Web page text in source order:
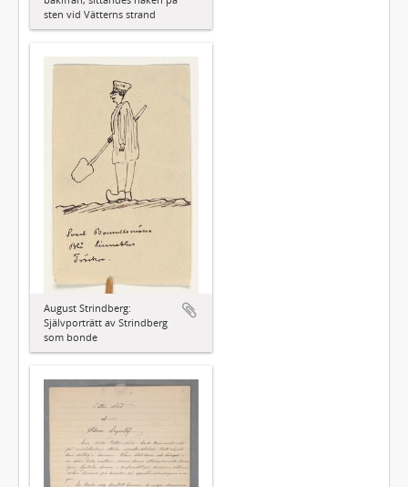
sten vid Vätterns strand
August Strindberg:
Självporträtt av Strindberg
som bonde